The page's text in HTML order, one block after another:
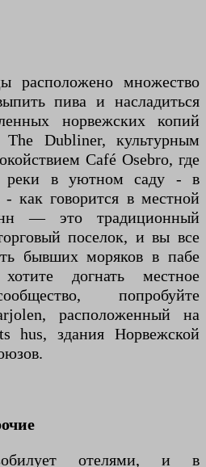
расположено множество
пива и насладиться
норвежских копий
The Dubliner, культурным
Café Osebro, где
реки в уютном саду - в
как говорится в местной
— это традиционный
поселок, и вы все
бывших моряков в пабе
догнать местное
попробуйте
расположенный на
hus, здания Норвежской
отелями, и в